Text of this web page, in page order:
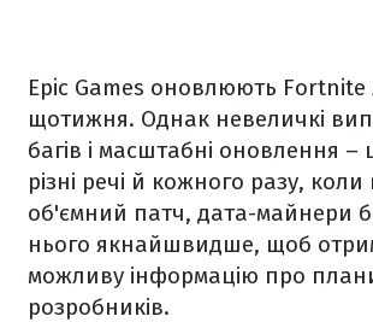
Epic Games оновлюють Fortnite
щотижня. Однак невеличкі
багів і масштабні оновлення –
різні речі й кожного разу,
об'ємний патч, дата-майнери
нього якнайшвидше, щоб
можливу інформацію про
розробників.